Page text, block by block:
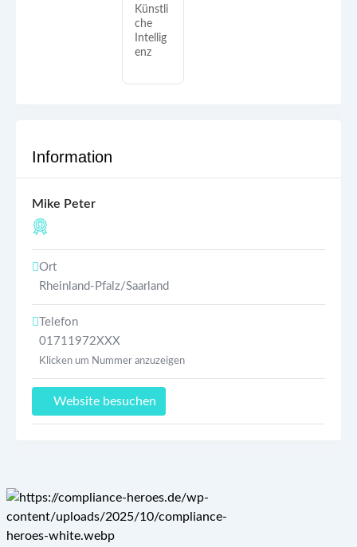
Künstli
che
Intellig
enz
Information
Mike Peter
Ort
Rheinland-Pfalz/Saarland
Telefon
01711972XXX
Klicken um Nummer anzuzeigen
Website besuchen